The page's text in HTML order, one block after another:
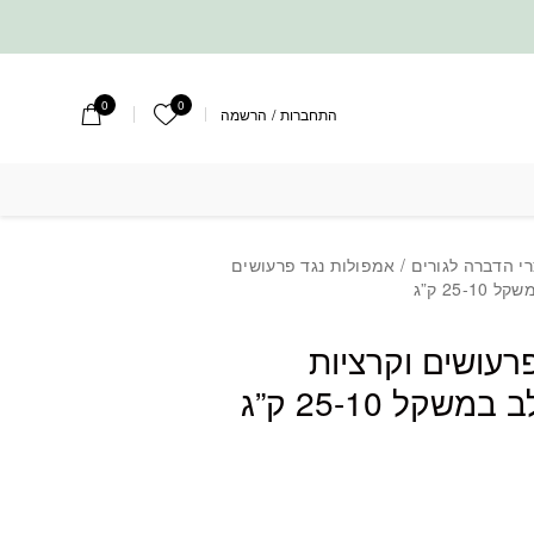
התחברות / הרשמה 0 הרשימה שלי
0
הדברה לגורים / אמפולות נגד פרעושים
ק”ג
וקרציות
25-10 ק”ג